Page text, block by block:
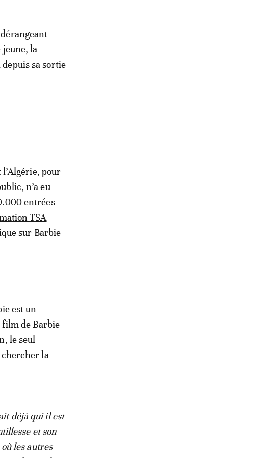
jeune, la
sa sortie
pour
n’a eu
entrées
TSA
sur Barbie
est un
film de Barbie
le seul
chercher la
déjà qui il est
et son
les autres